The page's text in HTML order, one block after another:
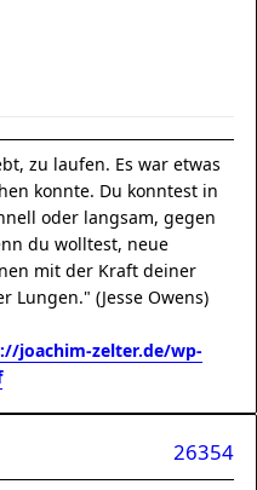
zu laufen. Es war etwas
konnte. Du konntest in
oder langsam, gegen
du wolltest, neue
mit der Kraft deiner
Lungen." (Jesse Owens)
joachim-zelter.de/wp-
26354